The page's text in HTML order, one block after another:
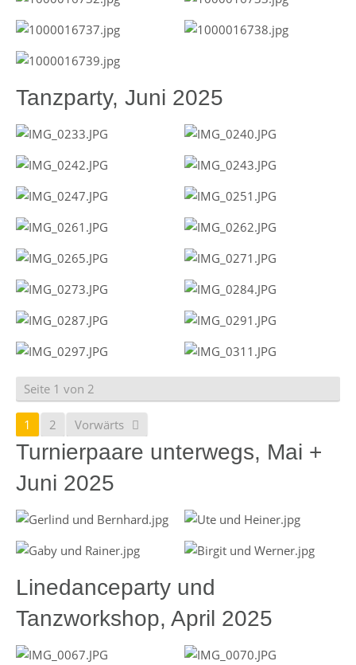
Tanzparty, Juni 2025
Seite 1 von 2
1 2 Vorwärts
Turnierpaare unterwegs, Mai +
Juni 2025
Linedanceparty und
Tanzworkshop, April 2025